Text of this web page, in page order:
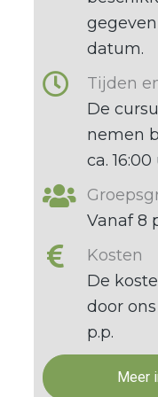
datum.
Tijden
De
nemen
ca. 16:00
Vanaf 8
Kosten
De
door
p.p.
Meer